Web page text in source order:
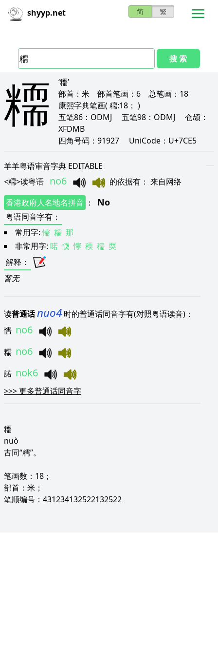
shyyp.net 简 繁
搜 索
糥
‘糥’
部首： 米 部首笔画： 6 总笔画： 18
康熙字典笔画( 糥:18； )
五笔86： ODMJ 五笔98： ODMJ 仓颉：
XFDMB
四角号码： 91927 UniCode： U+7CE5
羊羊粤语审音字典 EDITABLE
<糥>读粤语 no6 的依据有 ： 来自网络
香港政府人名地名拼音 ： No
粤语同音字有 ：
常用字: 懦 糯 那
非常用字: 喏 愞 懧 稬 穤 耎
解释 ：
暂无
读普通话nuo4 时的普通话同音字有(对照粤语读音)：
懦 no6
糯 no6
諾 nok6
>>>更多普通话同音字
糥
nuò
古同“糯”。
笔画数：18；
部首：米；
笔顺编号：431234132522132522